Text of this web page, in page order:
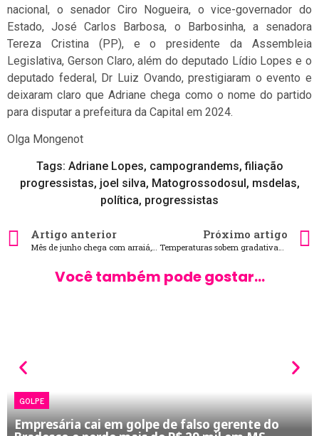
nacional, o senador Ciro Nogueira, o vice-governador do
Estado, José Carlos Barbosa, o Barbosinha, a senadora
Tereza Cristina (PP), e o presidente da Assembleia
Legislativa, Gerson Claro, além do deputado Lídio Lopes e o
deputado federal, Dr Luiz Ovando, prestigiaram o evento e
deixaram claro que Adriane chega como o nome do partido
para disputar a prefeitura da Capital em 2024.
Olga Mongenot
Tags: Adriane Lopes, campograndems,filiação
progressistas, joel silva, Matogrossodosul , msdelas,
política, progressistas
Artigo anterior Próximo artigo
Você também pode gostar...
GOLPE
Empresária cai em golpe de falso gerente do